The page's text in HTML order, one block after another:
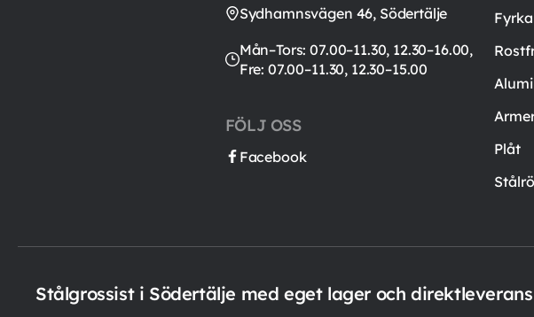
Sydhamnsvägen 46, Södertälje
Mån–Tors: 07.00–11.30, 12.30–16.00,
Fre: 07.00–11.30, 12.30–15.00
FÖLJ OSS
Facebook
Plåt
Stålgrossist i Södertälje med eget lager och direktleverans